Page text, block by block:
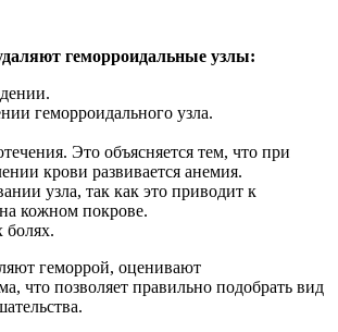
геморроидальные узлы:
геморроидального узла.
Это объясняется тем, что при
крови развивается анемия.
узла, так как это приводит к
кожном покрове.
геморрой, оценивают
что позволяет правильно подобрать вид